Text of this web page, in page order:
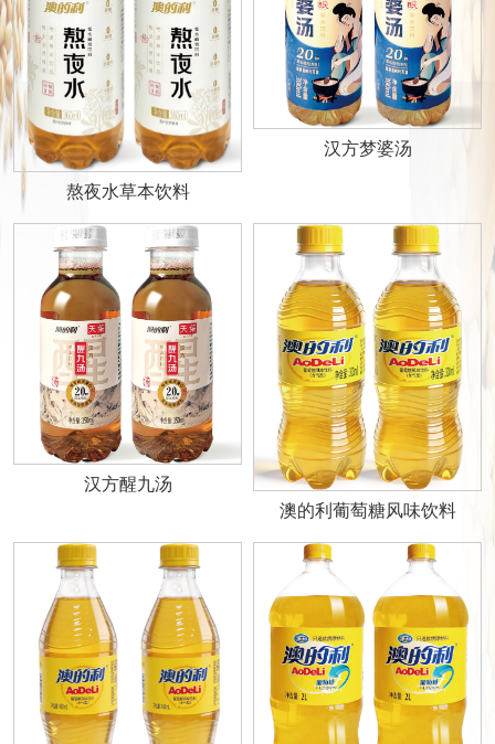
熬夜水草本饮料
汉方梦婆汤
汉方醒九汤
澳的利葡萄糖风味饮料